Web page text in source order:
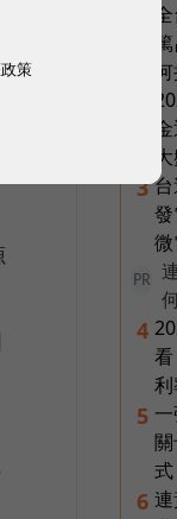
3
發
PR
4
5
6
策